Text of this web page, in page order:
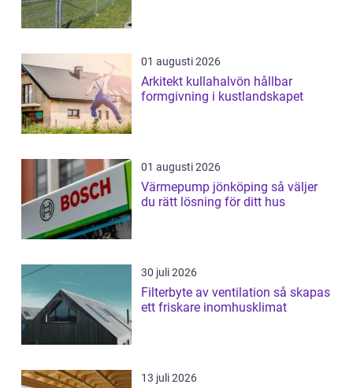
01 augusti 2026
Arkitekt kullahalvön hållbar
formgivning i kustlandskapet
01 augusti 2026
Värmepump jönköping så väljer
du rätt lösning för ditt hus
30 juli 2026
Filterbyte av ventilation så skapas
ett friskare inomhusklimat
13 juli 2026